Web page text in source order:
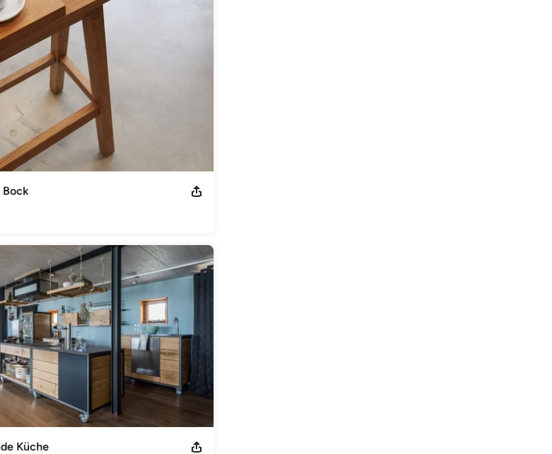
und Einfachheit, sowie Tradition und
Anwendung, zu bringen.
Bock
Küche